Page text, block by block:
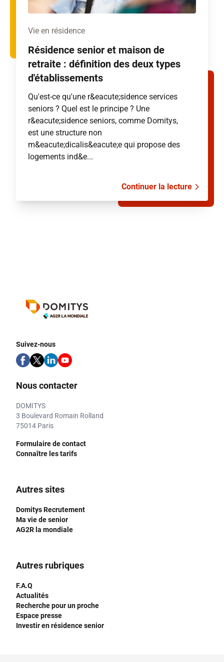
Vie en résidence
Résidence senior et maison de
retraite : définition des deux types
d'établissements
Qu'est-ce qu'une r&eacute;sidence services
seniors ? Quel est le principe ? Une
r&eacute;sidence seniors, comme Domitys,
est une structure non
m&eacute;dicalis&eacute;e qui propose des
logements ind&e...
Continuer la lecture
Suivez-nous
Nous contacter
DOMITYS
3 Boulevard Romain Rolland
75014 Paris
Formulaire de contact
Connaître les tarifs
Autres sites
Domitys Recrutement
Ma vie de senior
AG2R la mondiale
Autres rubriques
F.A.Q
Actualités
Recherche pour un proche
Espace presse
Investir en résidence senior